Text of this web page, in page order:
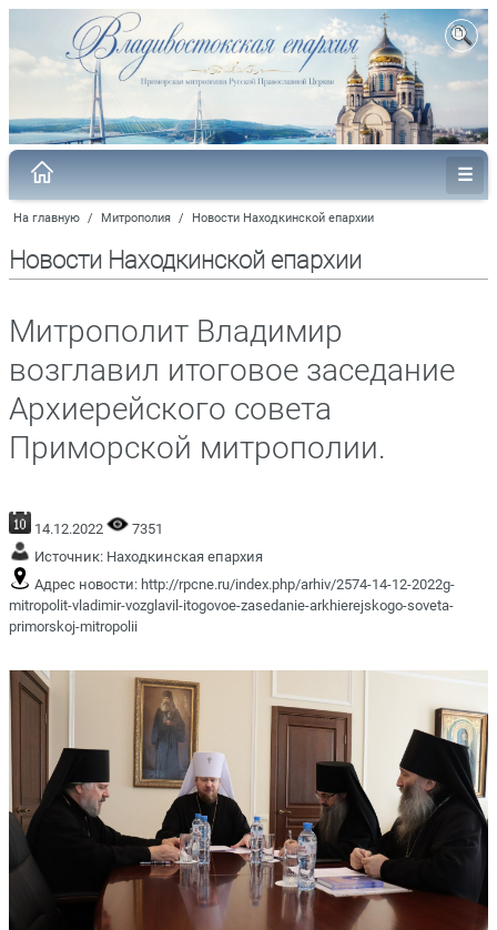
На главную / Митрополия / Новости Находкинской епархии
Новости Находкинской епархии
Митрополит Владимир
возглавил итоговое заседание
Архиерейского совета
Приморской митрополии.
14.12.2022
7351
Источник: Находкинская епархия
Адрес новости: http://rpcne.ru/index.php/arhiv/2574-14-12-2022g-
mitropolit-vladimir-vozglavil-itogovoe-zasedanie-arkhierejskogo-soveta-
primorskoj-mitropolii